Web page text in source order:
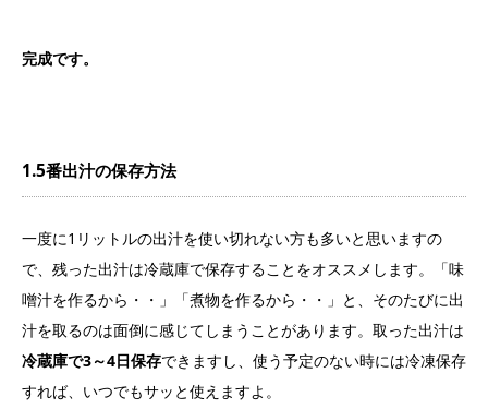
完成です。
1.5番出汁の保存方法
一度に1リットルの出汁を使い切れない方も多いと思いますの
で、残った出汁は冷蔵庫で保存することをオススメします。「味
噌汁を作るから・・」「煮物を作るから・・」と、そのたびに出
汁を取るのは面倒に感じてしまうことがあります。取った出汁は
冷蔵庫で3～4日保存できますし、使う予定のない時には冷凍保存
すれば、いつでもサッと使えますよ。